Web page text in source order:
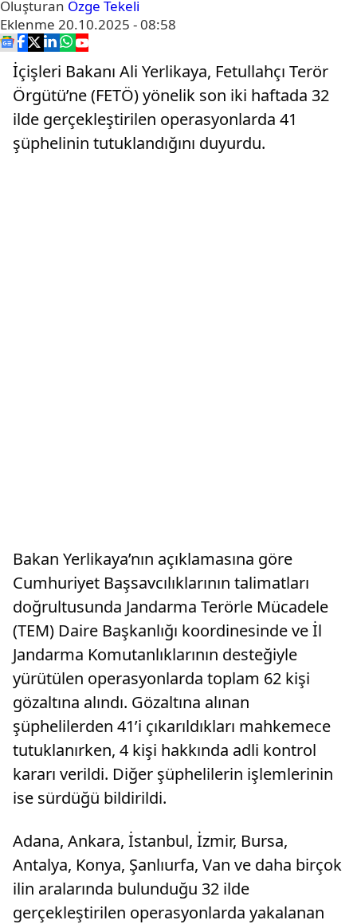
Oluşturan Özge Tekeli
Eklenme 20.10.2025 - 08:58
İçişleri Bakanı Ali Yerlikaya, Fetullahçı Terör
Örgütü’ne (FETÖ) yönelik son iki haftada 32
ilde gerçekleştirilen operasyonlarda 41
şüphelinin tutuklandığını duyurdu.
Bakan Yerlikaya’nın açıklamasına göre
Cumhuriyet Başsavcılıklarının talimatları
doğrultusunda Jandarma Terörle Mücadele
(TEM) Daire Başkanlığı koordinesinde ve İl
Jandarma Komutanlıklarının desteğiyle
yürütülen operasyonlarda toplam 62 kişi
gözaltına alındı. Gözaltına alınan
şüphelilerden 41’i çıkarıldıkları mahkemece
tutuklanırken, 4 kişi hakkında adli kontrol
kararı verildi. Diğer şüphelilerin işlemlerinin
ise sürdüğü bildirildi.
Adana, Ankara, İstanbul, İzmir, Bursa,
Antalya, Konya, Şanlıurfa, Van ve daha birçok
ilin aralarında bulunduğu 32 ilde
gerçekleştirilen operasyonlarda yakalanan